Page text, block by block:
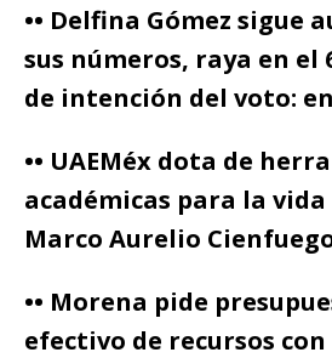
•• Delfina Gómez sigue
sus números, raya en el
de intención del voto:
•• UAEMéx dota de
académicas para la
Marco Aurelio
•• Morena pide
efectivo de recursos